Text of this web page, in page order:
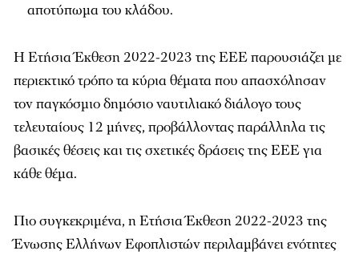
αποτύπωμα του κλάδου.
Η Ετήσια Έκθεση 2022-2023 της ΕΕΕ παρουσιάζει με
περιεκτικό τρόπο τα κύρια θέματα που απασχόλησαν
τον παγκόσμιο δημόσιο ναυτιλιακό διάλογο τους
τελευταίους 12 μήνες, προβάλλοντας παράλληλα τις
βασικές θέσεις και τις σχετικές δράσεις της ΕΕΕ για
κάθε θέμα.
Πιο συγκεκριμένα, η Ετήσια Έκθεση 2022-2023 της
Ένωσης Ελλήνων Εφοπλιστών περιλαμβάνει ενότητες